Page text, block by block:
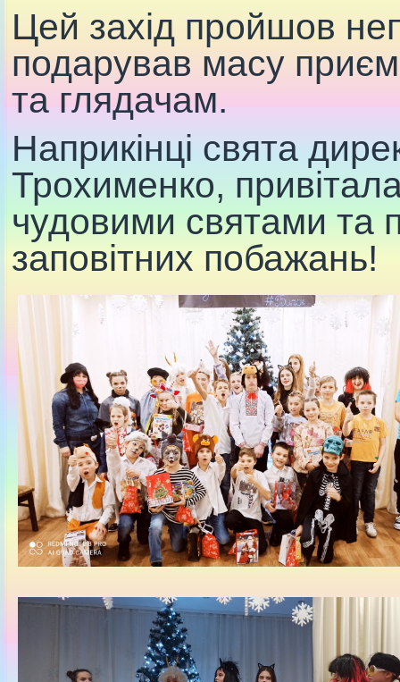
Цей захід пройшов
подарував масу
та глядачам.
Наприкінці свята
Трохименко, привітала
чудовими святами та
заповітних побажань!